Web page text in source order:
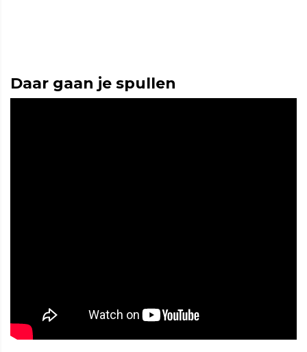
Daar gaan je spullen